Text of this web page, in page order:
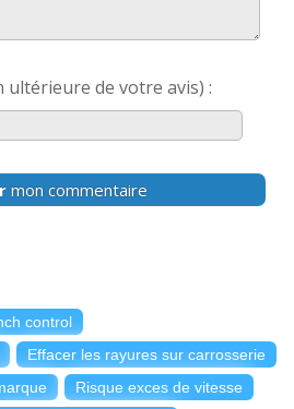
de votre avis) :
mon commentaire
control
Effacer les rayures sur carrosserie
Risque exces de vitesse